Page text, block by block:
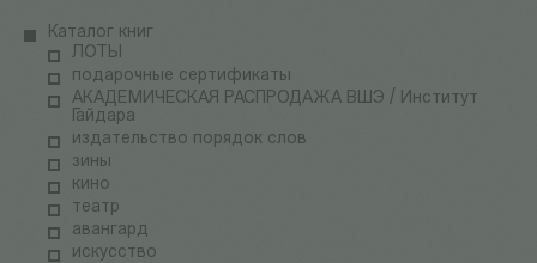
Каталог книг
ЛОТЫ
подарочные сертификаты
АКАДЕМИЧЕСКАЯ РАСПРОДАЖА ВШЭ / Институт
Гайдара
издательство порядок слов
зины
кино
театр
авангард
искусство